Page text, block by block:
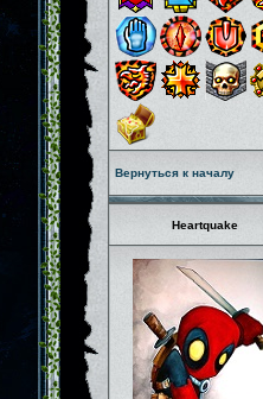
Вернуться к началу
Heartquake